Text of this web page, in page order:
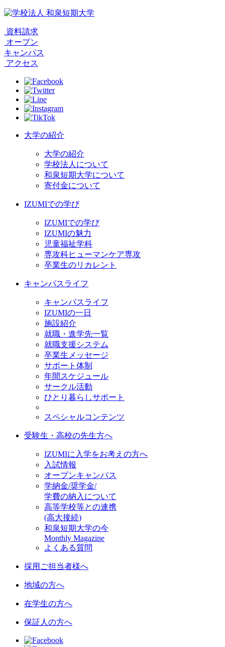
資料請求
オープン
キャンパス
アクセス
大学の紹介
大学の紹介
学校法人について
和泉短期大学について
寄付金について
IZUMIでの学び
IZUMIでの学び
IZUMIの魅力
児童福祉学科
専攻科ヒューマンケア専攻
卒業生のリカレント
キャンパスライフ
キャンパスライフ
IZUMIの一日
施設紹介
就職・進学先一覧
就職支援システム
卒業生メッセージ
サポート体制
年間スケジュール
サークル活動
ひとり暮らしサポート
スペシャルコンテンツ
受験生・高校の先生方へ
IZUMIに入学をお考えの方へ
入試情報
オープンキャンパス
学納金/奨学金/
学費の納入について
高等学校等との連携
(高大接続)
和泉短期大学の今
Monthly Magazine
よくある質問
採用ご担当者様へ
地域の方へ
在学生の方へ
保証人の方へ